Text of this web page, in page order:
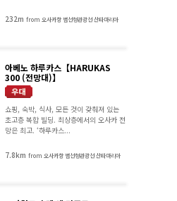
232mfrom 오사카항 범선형관광선 산타마리아
아베노 하루카스【HARUKAS
300 (전망대)】
쇼핑, 숙박, 식사, 모든 것이 갖춰져 있는
초고층 복합 빌딩. 최상층에서의 오사카 전
망은 최고. ‘하루카스...
7.8kmfrom 오사카항 범선형관광선 산타마리아